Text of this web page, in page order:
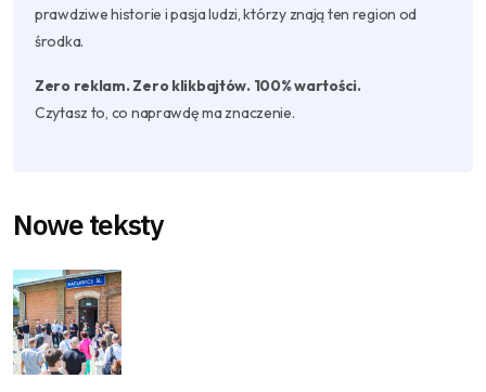
prawdziwe historie i pasja ludzi, którzy znają ten region od
środka.
Zero reklam. Zero klikbajtów. 100% wartości.
Czytasz to, co naprawdę ma znaczenie.
Nowe teksty